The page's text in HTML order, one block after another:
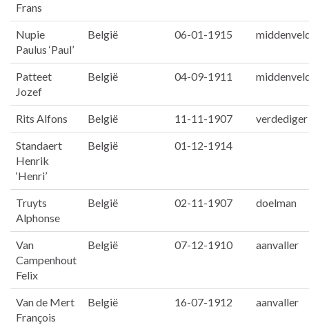
Frans
Nupie
Paulus ‘Paul’
België 06-01-1915
Patteet
Jozef
België 04-09-1911
Rits Alfons België 11-11-1907 verdediger
Standaert
Henrik
‘Henri’
België 01-12-1914
Truyts
Alphonse
België 02-11-1907 doelman
Van
Campenhout
Felix
België 07-12-1910 aanvaller
Van de Mert
François
België 16-07-1912 aanvaller